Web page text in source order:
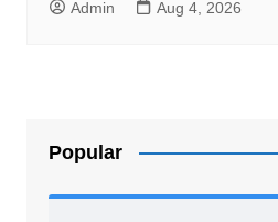
Admin Aug 4, 2026
Popular